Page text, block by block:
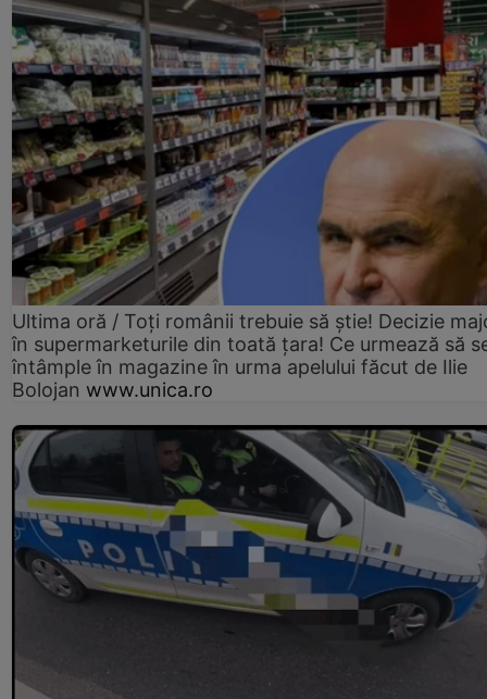
Ultima oră / Toți românii trebuie să știe! Decizie
în supermarketurile din toată țara! Ce urmează să
întâmple în magazine în urma apelului făcut de Ilie
Bolojan www.unica.ro